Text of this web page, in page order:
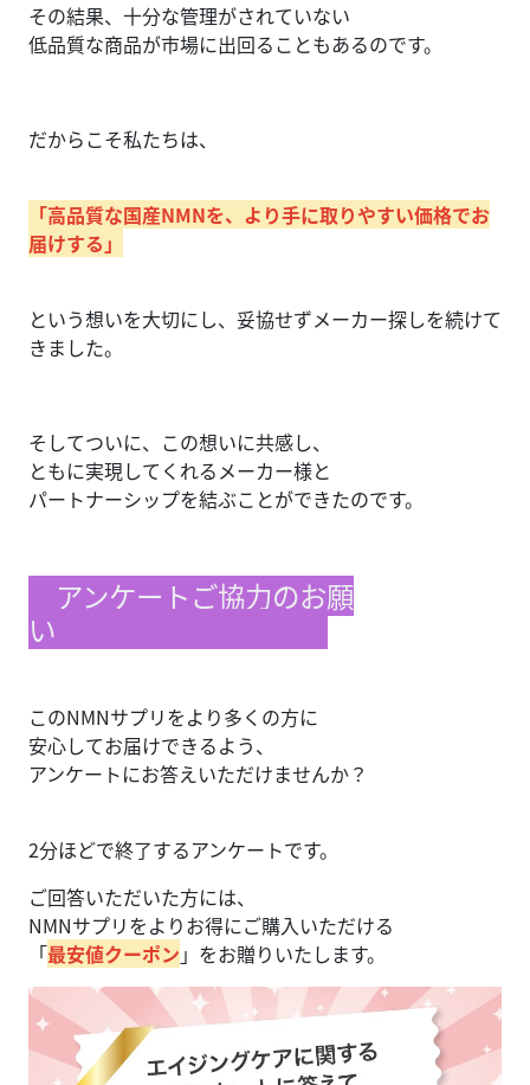
その結果、十分な管理がされていない
低品質な商品が市場に出回ることもあるのです。
だからこそ私たちは、
「高品質な国産NMNを、より手に取りやすい価格でお
届けする」
という想いを大切にし、妥協せずメーカー探しを続けて
きました。
そしてついに、この想いに共感し、
ともに実現してくれるメーカー様と
パートナーシップを結ぶことができたのです。
アンケートご協力のお願
い
このNMNサプリをより多くの方に
安心してお届けできるよう、
アンケートにお答えいただけませんか？
2分ほどで終了するアンケートです。
ご回答いただいた方には、
NMNサプリをよりお得にご購入いただける
「最安値クーポン 」をお贈りいたします。